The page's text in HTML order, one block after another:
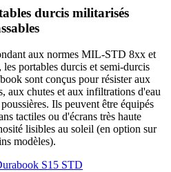
durcis militarisés
aux normes MIL-STD 8xx et
les portables durcis et semi-durcis
sont conçus pour résister aux
aux chutes et aux infiltrations d'eau
Ils peuvent être équipés
tactiles ou d'écrans très haute
lisibles au soleil (en option sur
modèles).
S15 STD